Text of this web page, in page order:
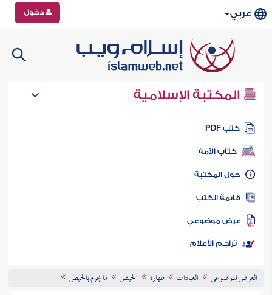
عربي دخول
المكتبة الإسلامية
كتب PDF
كتاب الأمة
المكتبة
الكتب
موضوعي
تراجم الأعلام
العرض الموضوعي العبادات طهارة الحيض ما يحرم بالحيض